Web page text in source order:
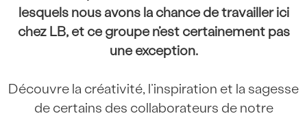
lesquels nous avons la chance de travailler ici
chez LB, et ce groupe n’est certainement pas
une exception.
Découvre la créativité, l’inspiration et la sagesse
de certains des collaborateurs de notre